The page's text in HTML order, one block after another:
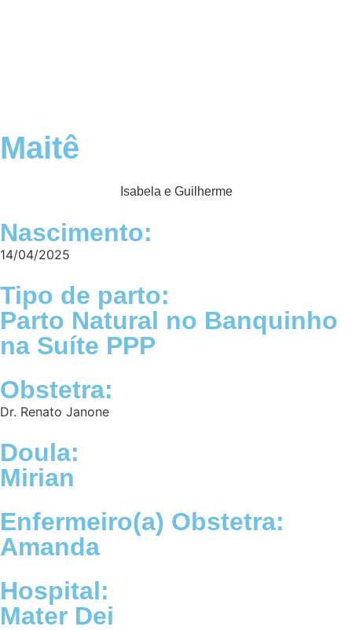
Maitê
Isabela e Guilherme
Nascimento:
14/04/2025
Tipo de parto:
Parto Natural no Banquinho
na Suíte PPP
Obstetra:
Dr. Renato Janone
Doula:
Mirian
Enfermeiro(a) Obstetra:
Amanda
Hospital:
Mater Dei